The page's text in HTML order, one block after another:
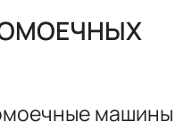
машины